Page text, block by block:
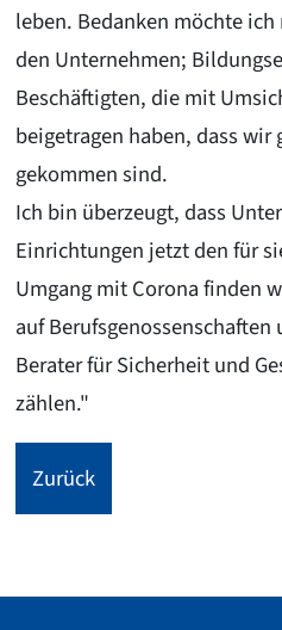
leben. Bedanken möchte
den Unternehmen;
Beschäftigten, die mit
beigetragen haben, dass wir
gekommen sind.
Ich bin überzeugt, dass
Einrichtungen jetzt den für
Umgang mit Corona finden
auf
Berater für Sicherheit und
zählen."
Zurück